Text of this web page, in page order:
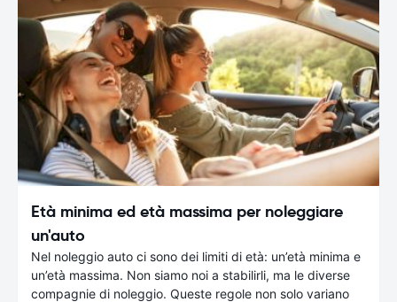
Età minima ed età massima per noleggiare
un'auto
Nel noleggio auto ci sono dei limiti di età: un’età minima e
un’età massima. Non siamo noi a stabilirli, ma le diverse
compagnie di noleggio. Queste regole non solo variano